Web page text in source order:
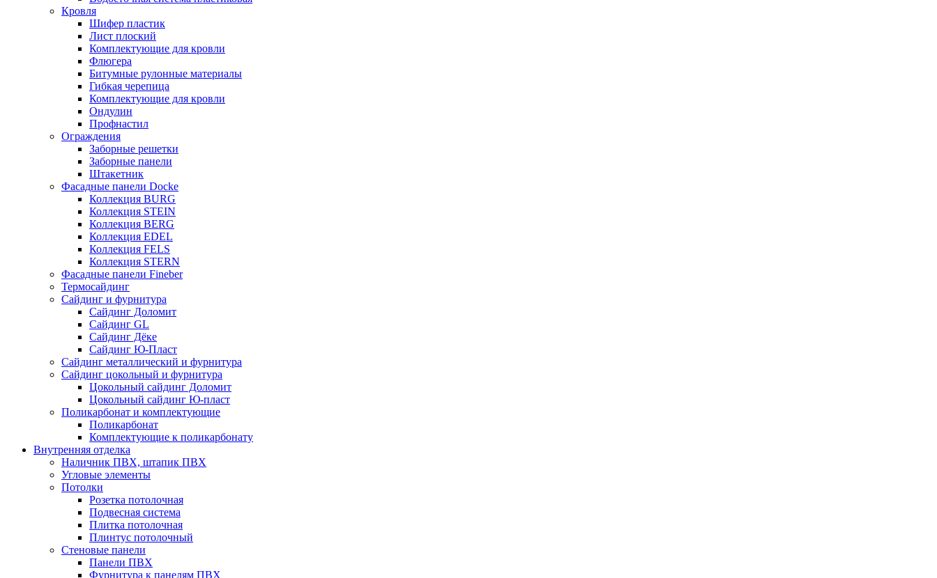
Кровля
Шифер пластик
Лист плоский
Комплектующие для кровли
Флюгера
Битумные рулонные материалы
Гибкая черепица
Комплектующие для кровли
Ондулин
Профнастил
Ограждения
Заборные решетки
Заборные панели
Штакетник
Фасадные панели Docke
Коллекция BURG
Коллекция STEIN
Коллекция BERG
Коллекция EDEL
Коллекция FELS
Коллекция STERN
Фасадные панели Fineber
Термосайдинг
Сайдинг и фурнитура
Сайдинг Доломит
Сайдинг GL
Сайдинг Дёке
Сайдинг Ю-Пласт
Сайдинг металлический и фурнитура
Сайдинг цокольный и фурнитура
Цокольный сайдинг Доломит
Цокольный сайдинг Ю-пласт
Поликарбонат и комплектующие
Поликарбонат
Комплектующие к поликарбонату
Внутренняя отделка
Наличник ПВХ, штапик ПВХ
Угловые элементы
Потолки
Розетка потолочная
Подвесная система
Плитка потолочная
Плинтус потолочный
Стеновые панели
Панели ПВХ
Фурнитура к панелям ПВХ